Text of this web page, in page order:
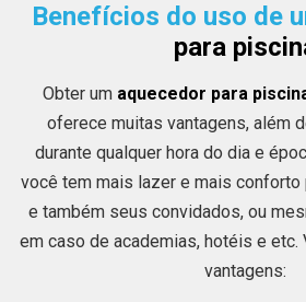
Benefícios do uso de
para
Obter um aquecedor para
oferece muitas vantagens, além
durante qualquer hora do dia e
você tem mais lazer e mais conforto
e também seus convidados, ou
em caso de academias, hotéis e etc.
vantagens: